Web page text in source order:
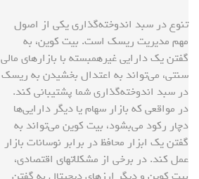
تنوع در سبد اندوخته‌گذاری یکی از اصول
مهم مدیریت ریسک است. بیت کوین، به
گفتن یک دارایی غیرهمبسته با بازارهای مالی
سنتی، می‌تواند به اعتدال بخشیدن به ریسک
در سبد اندوخته‌گذاری شما پشتیبانی کند.
در مواقعی که بازار سهام یا دیگر دارایی‌ها
دچار رکود می‌بشود، بیت کوین می‌تواند به
گفتن یک ابزار محافظ در برابر نوسانات بازار
عمل کند. در برخی از مشکلاتهای اقتصادی،